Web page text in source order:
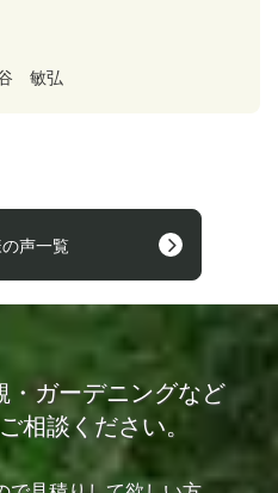
敏弘
声一覧
・ガーデニングなど
相談ください。